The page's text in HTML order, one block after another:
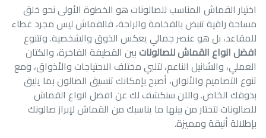
اختيار القماش المناسب للصالونات هو الخطوة الأولى نحو خلق
مساحة راقية تنبض بالفخامة والراحة، فالقماش ليس مجرد غطاء
للمقاعد، بل هو عنصر جمالي يعكس الذوق والشخصية. وتتنوع
افضل انواع القماش للصالوناتبين القطيفة الفاخرة، والكتان
العملي، والشانيل الناعم، لتلبي مختلف الاحتياجات والأذواق، ومع
تنوع التصاميم والألوان، أصبح بإمكانك تنسيق الصالون بما يليق
بذوقك الخاص. والآن سنكشف لك عن افضل انواع القماش
للصالونات لتختار من بينها ما يناسبك من القماش لإبراز صالونك
بإطلالة أنيقة ومميزة.